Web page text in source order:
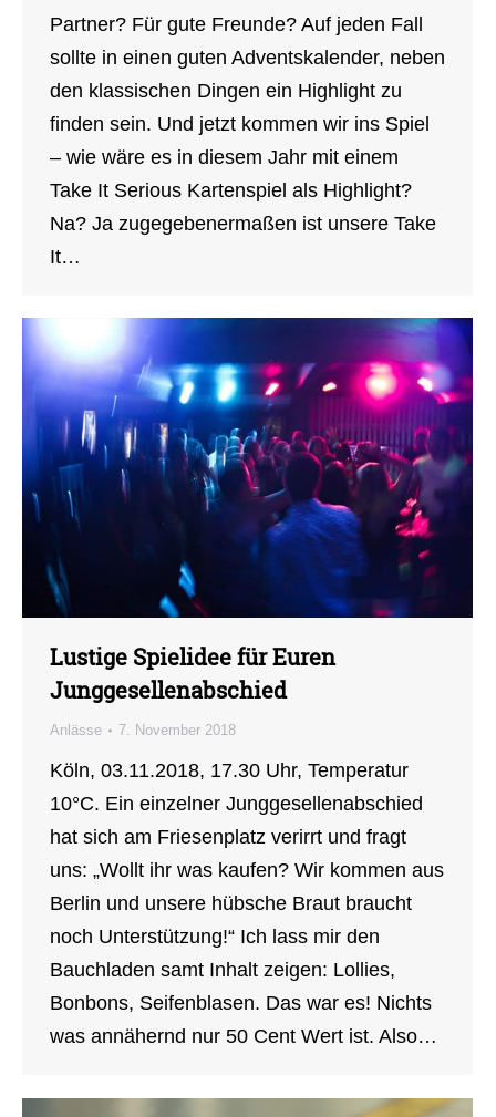
Partner? Für gute Freunde? Auf jeden Fall
sollte in einen guten Adventskalender, neben
den klassischen Dingen ein Highlight zu
finden sein. Und jetzt kommen wir ins Spiel
– wie wäre es in diesem Jahr mit einem
Take It Serious Kartenspiel als Highlight?
Na? Ja zugegebenermaßen ist unsere Take
It…
Lustige Spielidee für Euren
Junggesellenabschied
Anlässe 7. November 2018
Köln, 03.11.2018, 17.30 Uhr, Temperatur
10°C. Ein einzelner Junggesellenabschied
hat sich am Friesenplatz verirrt und fragt
uns: „Wollt ihr was kaufen? Wir kommen aus
Berlin und unsere hübsche Braut braucht
noch Unterstützung!“ Ich lass mir den
Bauchladen samt Inhalt zeigen: Lollies,
Bonbons, Seifenblasen. Das war es! Nichts
was annähernd nur 50 Cent Wert ist. Also…